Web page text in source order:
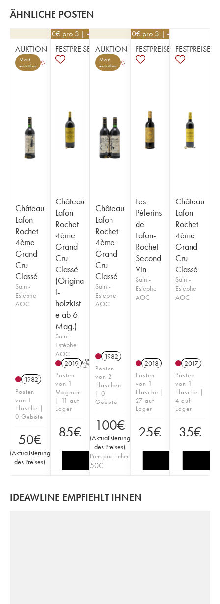
ÄHNLICHE POSTEN
AUKTION
Mwst.
erstattbar
Château
Lafon
Rochet
4ème
Grand
Cru
Classé
Saint-
Estèphe
AOC
1982
Posten
von 1
Flasche |
0 Gebote
50€
(Aktualisierung
des Preises)
76,50€ pro 3 | -10%
FESTPREISE
Château
Lafon
Rochet
4ème
Grand
Cru
Classé
(Origina
l-
holzkist
e ab 6
Mag.)
Saint-
Estèphe
AOC
2019 T
Posten
von 1
Magnum
| 11 auf
Lager
85€
AUKTION
Mwst.
erstattbar
Château
Lafon
Rochet
4ème
Grand
Cru
Classé
Saint-
Estèphe
AOC
1982
Posten
von 2
Flaschen
| 0
Gebote
100€
(Aktualisierung
des Preises)
Preis pro Einheit
50€
22,50€ pro 3 | -10%
FESTPREISE
Les
Pélerins
de
Lafon-
Rochet
Second
Vin
Saint-
Estèphe
AOC
2018
Posten
von 1
Flasche |
27 auf
Lager
25€
FESTPREISE
Château
Lafon
Rochet
4ème
Grand
Cru
Classé
Saint-
Estèphe
AOC
2017
Posten
von 1
Flasche |
4 auf
Lager
35€
IDEAWLINE EMPFIEHLT IHNEN